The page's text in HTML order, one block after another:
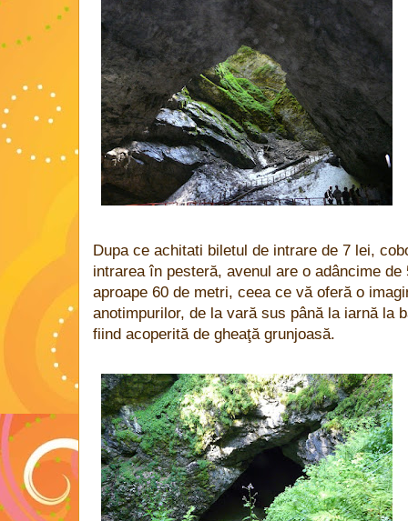
Dupa ce achitati biletul de intrare de 7 lei,
intrarea în pesteră, avenul are o adâncime
aproape 60 de metri, ceea ce vă oferă o
anotimpurilor, de la vară sus până la iarnă la
fiind acoperită de gheaţă grunjoasă.